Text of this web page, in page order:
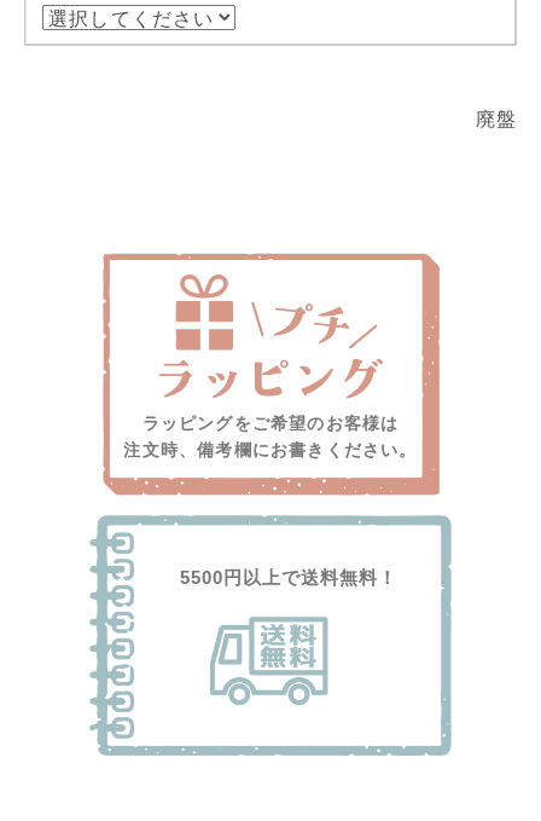
廃盤
ラッピングをご希望のお客様は
注文時、備考欄にお書きください。
5500円以上で送料無料！